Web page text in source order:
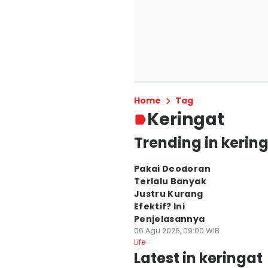
Home Tag
Keringat
Trending in
Pakai Deodoran
Terlalu Banyak
Justru Kurang
Efektif? Ini
Penjelasannya
06 Agu 2026, 09:00 WIB
Life
Latest in keringat